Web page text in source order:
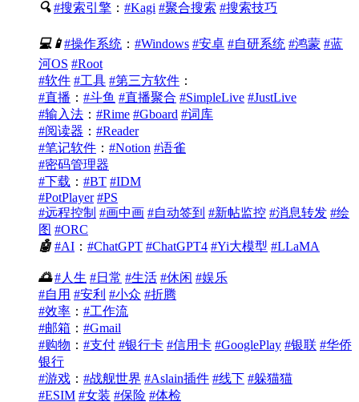
🔍 #搜索引擎 ： #Kagi #聚合搜索 #搜索技巧
💻📱#操作系统 ： #Windows #安卓 #自研系统 #鸿蒙 #蓝
河OS #Root
#软件 #工具 #第三方软件 ：
#直播 ： #斗鱼 #直播聚合 #SimpleLive #JustLive
#输入法 ： #Rime #Gboard #词库
#阅读器 ： #Reader
#笔记软件 ： #Notion #语雀
#密码管理器
#下载 ： #BT #IDM
#PotPlayer #PS
#远程控制 #画中画 #自动签到 #新帖监控 #消息转发 #绘
图 #ORC
🤖 #AI ： #ChatGPT #ChatGPT4 #Yi大模型 #LLaMA
🌅 #人生 #日常 #生活 #休闲 #娱乐
#自用 #安利 #小众 #折腾
#效率 ： #工作流
#邮箱 ： #Gmail
#购物 ： #支付 #银行卡 #信用卡 #GooglePlay #银联 #华侨
银行
#游戏 ： #战舰世界 #Aslain插件 #线下 #躲猫猫
#ESIM #女装 #保险 #体检